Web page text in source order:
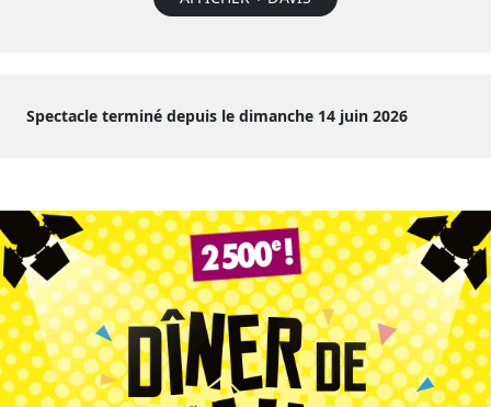
Spectacle terminé depuis le dimanche 14 juin 2026